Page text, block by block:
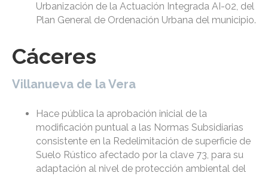
Urbanización de la Actuación Integrada AI-02, del
Plan General de Ordenación Urbana del municipio.
Cáceres
Villanueva de la Vera
Hace pública la aprobación inicial de la
modificación puntual a las Normas Subsidiarias
consistente en la Redelimitación de superficie de
Suelo Rústico afectado por la clave 73, para su
adaptación al nivel de protección ambiental del